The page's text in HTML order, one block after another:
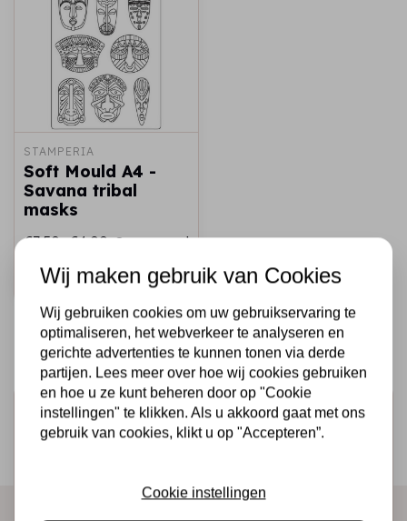
STAMPERIA
Soft Mould A4 -
Savana tribal
masks
€7,50 €4,00 Op voorraad
Snel toevoegen
Schrijf je in voor de nieuwsbrief
Ontvang als eerste onze actie en nieuwe producten
Wij maken gebruik van Cookies
Wij gebruiken cookies om uw gebruikservaring te
optimaliseren, het webverkeer te analyseren en
gerichte advertenties te kunnen tonen via derde
partijen. Lees meer over hoe wij cookies gebruiken
en hoe u ze kunt beheren door op "Cookie
instellingen" te klikken. Als u akkoord gaat met ons
gebruik van cookies, klikt u op "Accepteren”.
Cookie instellingen